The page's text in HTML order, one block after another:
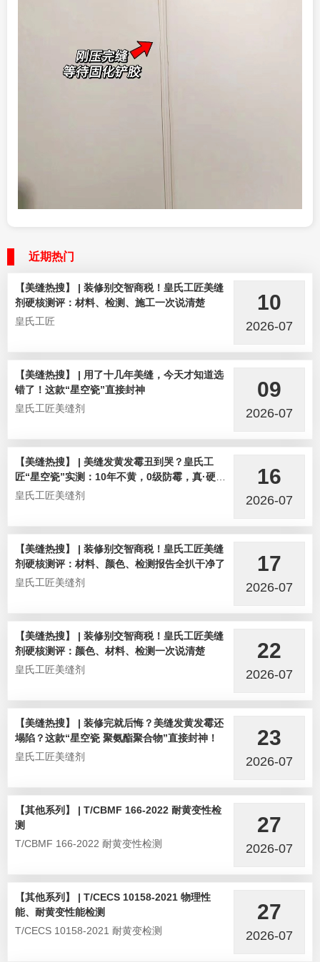
近期热门
【美缝热搜】 | 装修别交智商税！皇氏工匠美缝
剂硬核测评：材料、检测、施工一次说清楚
皇氏工匠
10
2026-07
【美缝热搜】 | 用了十几年美缝，今天才知道选
错了！这款“星空瓷”直接封神
皇氏工匠美缝剂
09
2026-07
【美缝热搜】 | 美缝发黄发霉丑到哭？皇氏工
匠“星空瓷”实测：10年不黄，0级防霉，真·硬核
选手！
皇氏工匠美缝剂
16
2026-07
【美缝热搜】 | 装修别交智商税！皇氏工匠美缝
剂硬核测评：材料、颜色、检测报告全扒干净了
皇氏工匠美缝剂
17
2026-07
【美缝热搜】 | 装修别交智商税！皇氏工匠美缝
剂硬核测评：颜色、材料、检测一次说清楚
皇氏工匠美缝剂
22
2026-07
【美缝热搜】 | 装修完就后悔？美缝发黄发霉还
塌陷？这款“星空瓷 聚氨酯聚合物”直接封神！
皇氏工匠美缝剂
23
2026-07
【其他系列】 | T/CBMF 166-2022 耐黄变性检
测
T/CBMF 166-2022 耐黄变性检测
27
2026-07
【其他系列】 | T/CECS 10158-2021 物理性
能、耐黄变性能检测
T/CECS 10158-2021 耐黄变检测
27
2026-07